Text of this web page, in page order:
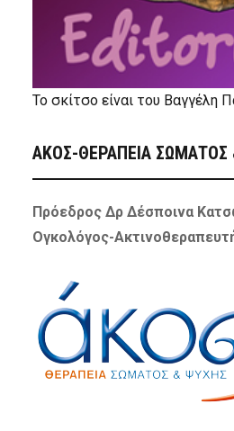
Το σκίτσο είναι του Βαγγέλη
ΑΚΟΣ-ΘΕΡΑΠΕΙΑ ΣΩΜΑΤΟΣ
Πρόεδρος Δρ Δέσποινα
Ογκολόγος-